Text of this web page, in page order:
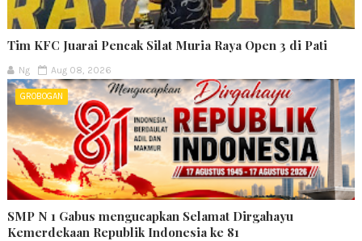
Tim KFC Juarai Pencak Silat Muria Raya Open 3 di Pati
Ng Aug 08, 2026
GROBOGAN
SMP N 1 Gabus mengucapkan Selamat Dirgahayu
Kemerdekaan Republik Indonesia ke 81